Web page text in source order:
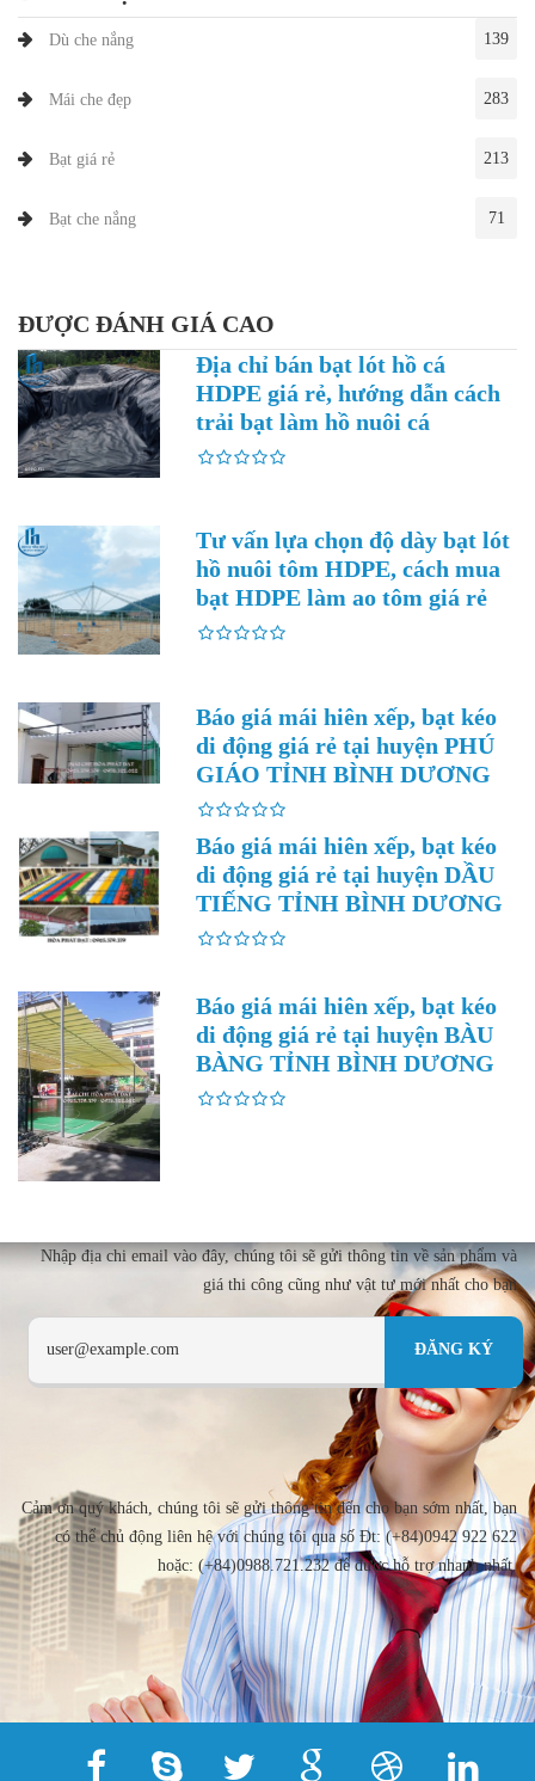
Dù che nắng 139
Mái che đẹp 283
Bạt giá rẻ 213
Bạt che nắng 71
ĐƯỢC ĐÁNH GIÁ CAO
Địa chỉ bán bạt lót hồ cá
HDPE giá rẻ, hướng dẫn cách
trải bạt làm hồ nuôi cá
Tư vấn lựa chọn độ dày bạt lót
hồ nuôi tôm HDPE, cách mua
bạt HDPE làm ao tôm giá rẻ
Báo giá mái hiên xếp, bạt kéo
di động giá rẻ tại huyện PHÚ
GIÁO TỈNH BÌNH DƯƠNG
Báo giá mái hiên xếp, bạt kéo
di động giá rẻ tại huyện DẦU
TIẾNG TỈNH BÌNH DƯƠNG
Báo giá mái hiên xếp, bạt kéo
di động giá rẻ tại huyện BÀU
BÀNG TỈNH BÌNH DƯƠNG
Nhập địa chi email vào đây, chúng tôi sẽ gửi thông tin về sản phẩm và
giá thi công cũng như vật tư mới nhất cho bạn
Cảm ơn quý khách, chúng tôi sẽ gửi thông tin đến cho bạn sớm nhất, bạn
có thể chủ động liên hệ với chúng tôi qua số Đt: (+84)0942 922 622
hoặc: (+84)0988.721.232 để được hỗ trợ nhanh nhất.